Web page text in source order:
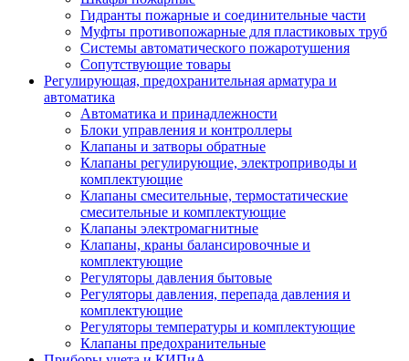
Гидранты пожарные и соединительные части
Муфты противопожарные для пластиковых труб
Системы автоматического пожаротушения
Сопутствующие товары
Регулирующая, предохранительная арматура и
автоматика
Автоматика и принадлежности
Блоки управления и контроллеры
Клапаны и затворы обратные
Клапаны регулирующие, электроприводы и
комплектующие
Клапаны смесительные, термостатические
смесительные и комплектующие
Клапаны электромагнитные
Клапаны, краны балансировочные и
комплектующие
Регуляторы давления бытовые
Регуляторы давления, перепада давления и
комплектующие
Регуляторы температуры и комплектующие
Клапаны предохранительные